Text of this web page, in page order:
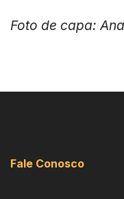
Foto de capa:
Fale Conosco